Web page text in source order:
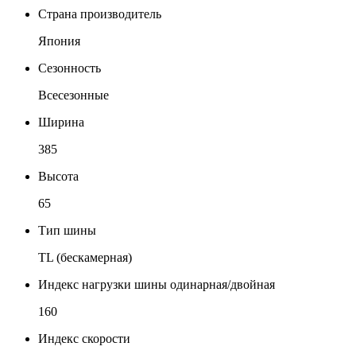
Страна производитель
Япония
Сезонность
Всесезонные
Ширина
385
Высота
65
Тип шины
TL (бескамерная)
Индекс нагрузки шины одинарная/двойная
160
Индекс скорости